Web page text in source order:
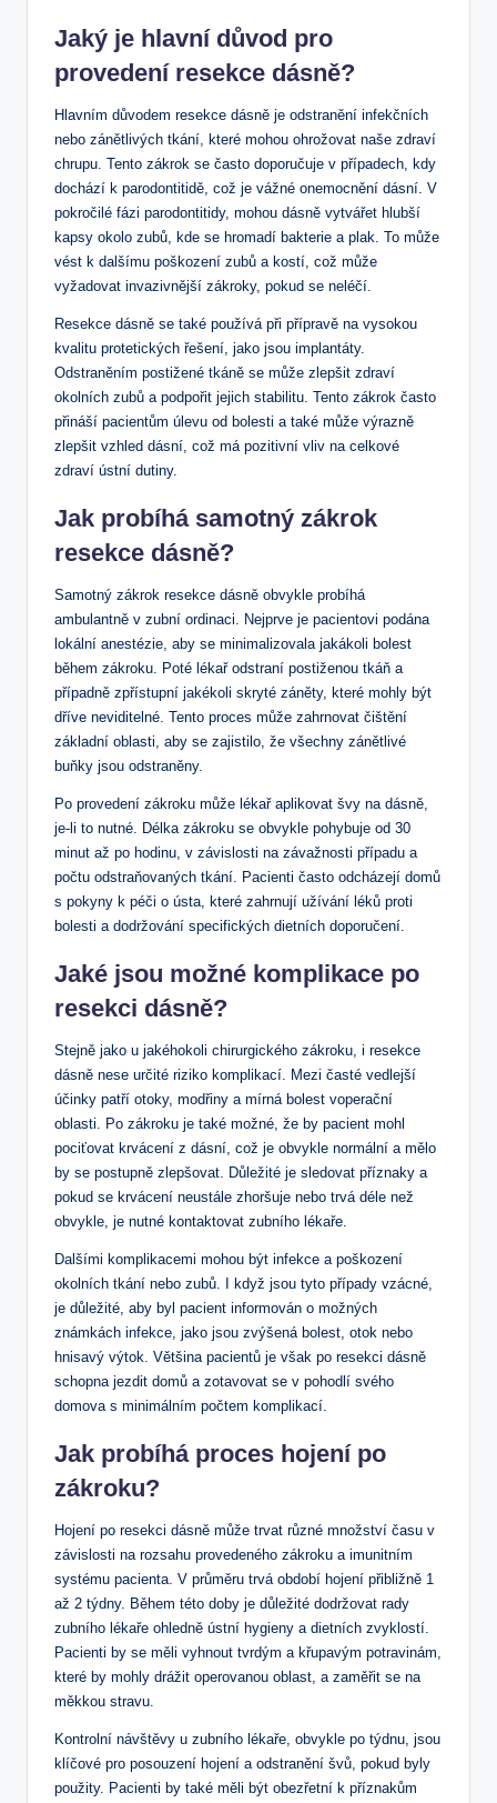
Jaký je hlavní důvod pro
provedení resekce dásně?
Hlavním důvodem resekce dásně je odstranění infekčních
nebo zánětlivých tkání, které mohou ohrožovat naše zdraví
chrupu. Tento zákrok se často doporučuje v případech, kdy
dochází k parodontitidě, což je vážné onemocnění dásní. V
pokročilé fázi parodontitidy, mohou dásně vytvářet hlubší
kapsy okolo zubů, kde se hromadí bakterie a plak. To může
vést k dalšímu poškození zubů a kostí, což může
vyžadovat invazivnější zákroky, pokud se neléčí.
Resekce dásně se také používá při přípravě na vysokou
kvalitu protetických řešení, jako jsou implantáty.
Odstraněním postižené tkáně se může zlepšit zdraví
okolních zubů a podpořit jejich stabilitu. Tento zákrok často
přináší pacientům úlevu od bolesti a také může výrazně
zlepšit vzhled dásní, což má pozitivní vliv na celkové
zdraví ústní dutiny.
Jak probíhá samotný zákrok
resekce dásně?
Samotný zákrok resekce dásně obvykle probíhá
ambulantně v zubní ordinaci. Nejprve je pacientovi podána
lokální anestézie, aby se minimalizovala jakákoli bolest
během zákroku. Poté lékař odstraní postiženou tkáň a
případně zpřístupní jakékoli skryté záněty, které mohly být
dříve neviditelné. Tento proces může zahrnovat čištění
základní oblasti, aby se zajistilo, že všechny zánětlivé
buňky jsou odstraněny.
Po provedení zákroku může lékař aplikovat švy na dásně,
je-li to nutné. Délka zákroku se obvykle pohybuje od 30
minut až po hodinu, v závislosti na závažnosti případu a
počtu odstraňovaných tkání. Pacienti často odcházejí domů
s pokyny k péči o ústa, které zahrnují užívání léků proti
bolesti a dodržování specifických dietních doporučení.
Jaké jsou možné komplikace po
resekci dásně?
Stejně jako u jakéhokoli chirurgického zákroku, i resekce
dásně nese určité riziko komplikací. Mezi časté vedlejší
účinky patří otoky, modřiny a mírná bolest voperační
oblasti. Po zákroku je také možné, že by pacient mohl
pociťovat krvácení z dásní, což je obvykle normální a mělo
by se postupně zlepšovat. Důležité je sledovat příznaky a
pokud se krvácení neustále zhoršuje nebo trvá déle než
obvykle, je nutné kontaktovat zubního lékaře.
Dalšími komplikacemi mohou být infekce a poškození
okolních tkání nebo zubů. I když jsou tyto případy vzácné,
je důležité, aby byl pacient informován o možných
známkách infekce, jako jsou zvýšená bolest, otok nebo
hnisavý výtok. Většina pacientů je však po resekci dásně
schopna jezdit domů a zotavovat se v pohodlí svého
domova s minimálním počtem komplikací.
Jak probíhá proces hojení po
zákroku?
Hojení po resekci dásně může trvat různé množství času v
závislosti na rozsahu provedeného zákroku a imunitním
systému pacienta. V průměru trvá období hojení přibližně 1
až 2 týdny. Během této doby je důležité dodržovat rady
zubního lékaře ohledně ústní hygieny a dietních zvyklostí.
Pacienti by se měli vyhnout tvrdým a křupavým potravinám,
které by mohly drážit operovanou oblast, a zaměřit se na
měkkou stravu.
Kontrolní návštěvy u zubního lékaře, obvykle po týdnu, jsou
klíčové pro posouzení hojení a odstranění švů, pokud byly
použity. Pacienti by také měli být obezřetní k příznakům